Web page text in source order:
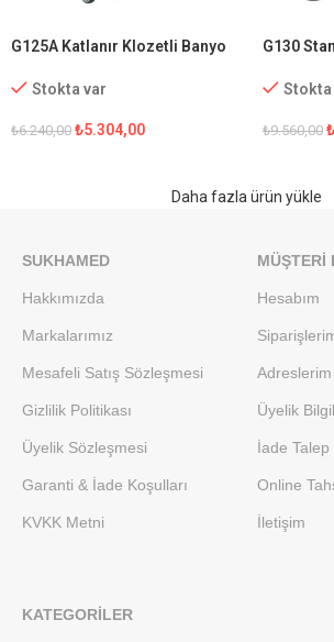
G125A Katlanır Klozetli Banyo
Stokta var
₺6.240,00 ₺5.304,00
G130
Stokta
₺9.560,00 ₺
Daha fazla ürün yükle
SUKHAMED
Hakkımızda
Markalarımız
Mesafeli Satış Sözleşmesi
Gizlilik Politikası
Üyelik Sözleşmesi
Garanti & İade Koşulları
KVKK Metni
MÜŞTERI
Hesabım
Adreslerim
Üyelik
İade Talep
Online
İletişim
KATEGORILER